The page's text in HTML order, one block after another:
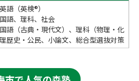
語（英検®）
語、理科、社会
語（古典・現代文）、理科（物理・化
歴史・公民、小論文、総合型選抜対策